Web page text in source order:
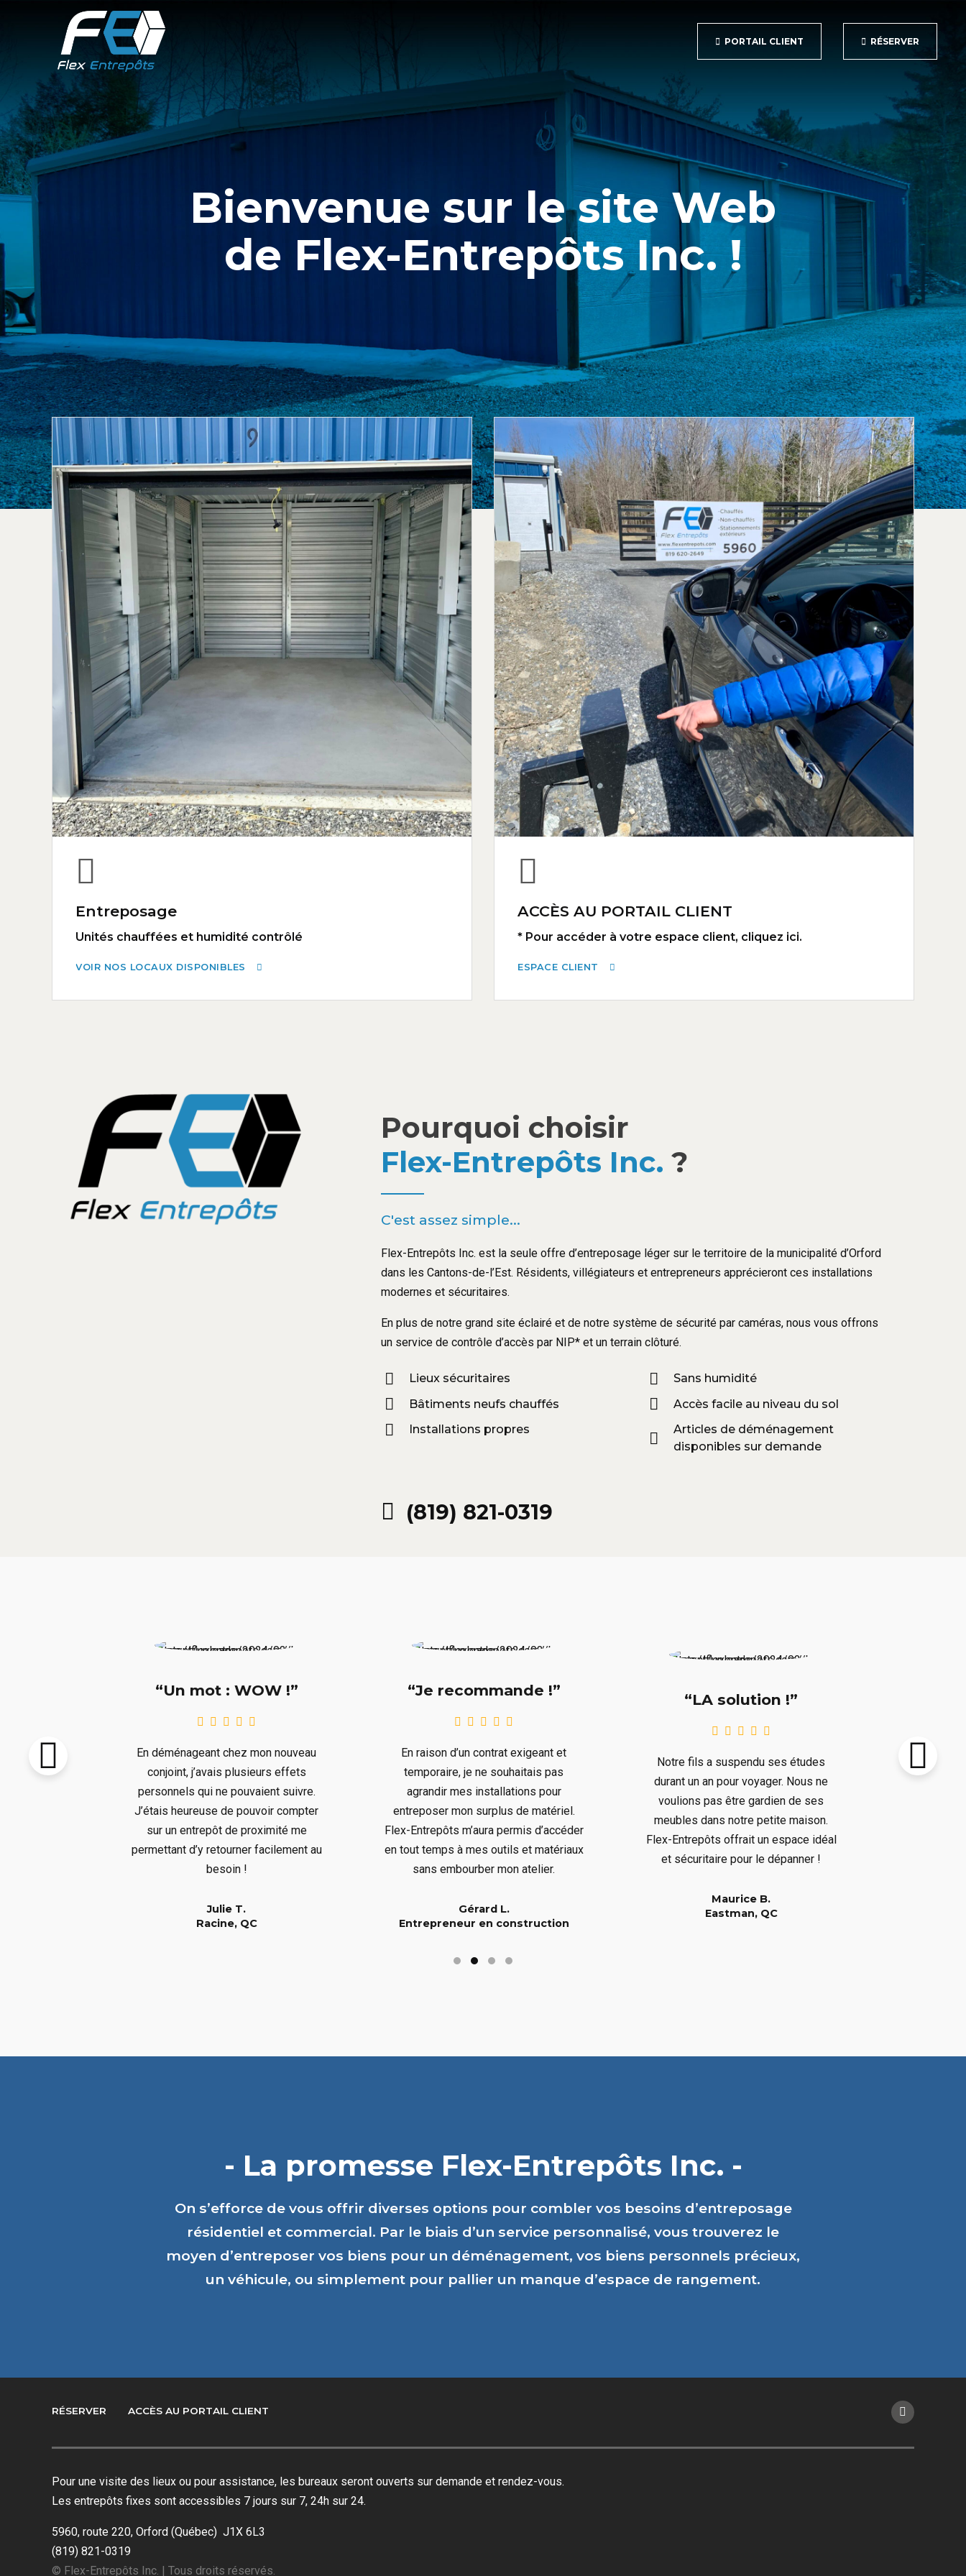
PORTAIL CLIENT RÉSERVER
Bienvenue sur le site Web
de Flex-Entrepôts Inc. !
Entreposage
Unités chauffées et humidité contrôlé
VOIR NOS LOCAUX DISPONIBLES
ACCÈS AU PORTAIL CLIENT
* Pour accéder à votre espace client, cliquez ici.
ESPACE CLIENT
Pourquoi choisir
Flex-Entrepôts Inc. ?
C'est assez simple...
Flex-Entrepôts Inc. est la seule offre d’entreposage léger sur le territoire de la municipalité d’Orford
dans les Cantons-de-l’Est. Résidents, villégiateurs et entrepreneurs apprécieront ces installations
modernes et sécuritaires.
En plus de notre grand site éclairé et de notre système de sécurité par caméras, nous vous offrons
un service de contrôle d’accès par NIP* et un terrain clôturé.
Lieux sécuritaires
Bâtiments neufs chauffés
Installations propres
Sans humidité
Accès facile au niveau du sol
Articles de déménagement
disponibles sur demande
(819) 821-0319
livré avant
“Un mot : WOW !”
En déménageant chez mon nouveau
conjoint, j’avais plusieurs effets
personnels qui ne pouvaient suivre.
J’étais heureuse de pouvoir compter
sur un entrepôt de proximité me
permettant d’y retourner facilement au
besoin !
Julie T.
Racine, QC
“Je recommande !”
En raison d’un contrat exigeant et
temporaire, je ne souhaitais pas
agrandir mes installations pour
entreposer mon surplus de matériel.
Flex-Entrepôts m’aura permis d’accéder
en tout temps à mes outils et matériaux
sans embourber mon atelier.
Gérard L.
Entrepreneur en construction
“LA solution !”
Notre fils a suspendu ses études
durant un an pour voyager. Nous ne
voulions pas être gardien de ses
meubles dans notre petite maison.
Flex-Entrepôts offrait un espace idéal
et sécuritaire pour le dépanner !
Maurice B.
Eastman, QC
le prochain
- La promesse Flex-Entrepôts Inc. -
On s’efforce de vous offrir diverses options pour combler vos besoins d’entreposage
résidentiel et commercial. Par le biais d’un service personnalisé, vous trouverez le
moyen d’entreposer vos biens pour un déménagement, vos biens personnels précieux,
un véhicule, ou simplement pour pallier un manque d’espace de rangement.
RÉSERVER ACCÈS AU PORTAIL CLIENT
Pour une visite des lieux ou pour assistance, les bureaux seront ouverts sur demande et rendez-vous.
Les entrepôts fixes sont accessibles 7 jours sur 7, 24h sur 24.
5960, route 220, Orford (Québec) J1X 6L3
(819) 821-0319
© Flex-Entrepôts Inc. | Tous droits réservés.